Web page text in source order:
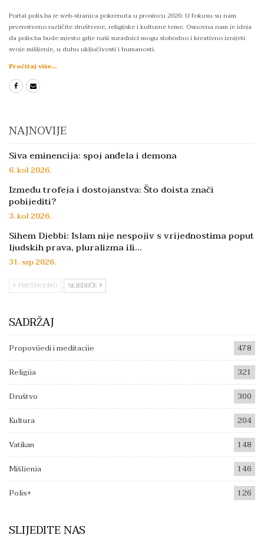
Portal polis.ba je web-stranica pokrenuta u prosincu 2020. U fokusu su nam
prvenstveno različite društvene, religijske i kulturne teme. Osnovna nam je ideja
da polis.ba bude mjesto gdje naši suradnici mogu slobodno i kreativno iznijeti
svoje mišljenje, u duhu uključivosti i humanosti.
Pročitaj više...
NAJNOVIJE
Siva eminencija: spoj anđela i demona
6. kol 2026.
Između trofeja i dostojanstva: Što doista znači
pobijediti?
3. kol 2026.
Sihem Djebbi: Islam nije nespojiv s vrijednostima poput
ljudskih prava, pluralizma ili…
31. srp 2026.
PRETHODNO SLJEDEĆE
SADRŽAJ
Propovijedi i meditacije
478
Religija
321
Društvo
300
Kultura
204
Vatikan
148
Mišljenja
146
Polis+
126
SLIJEDITE NAS